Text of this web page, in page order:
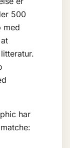
500
med
har